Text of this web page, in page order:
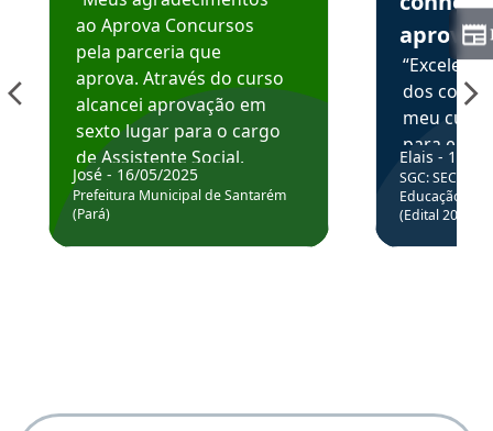
ao Aprova Concursos
pela parceria que
aprova. Através do curso
alcancei aprovação em
sexto lugar para o cargo
de Assistente Social.
Hoje estou atuando na
Prefeitura de Santarém.
José - 16/05/2025
Prefeitura Municipal de Santarém
(Pará)
aprova
dos
meu
para
colocar
através
de
Elais - 15/
SGC: SEC BA
Educação
(Edital